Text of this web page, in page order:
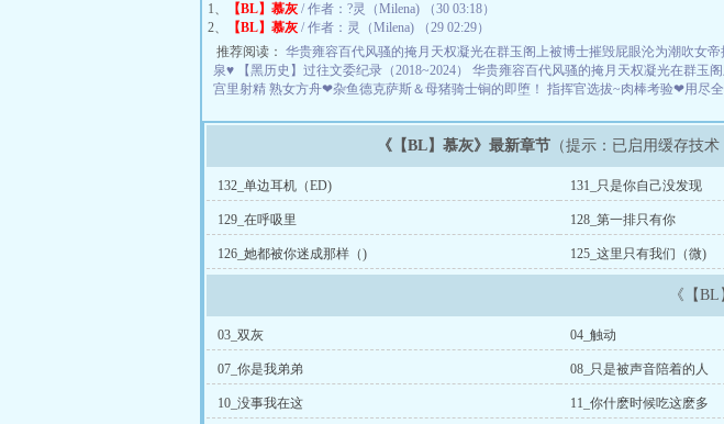
1、
【BL】慕灰 / 作者：?灵（Milena) （30 03:18）
2、
【BL】慕灰 / 作者：灵（Milena) （29 02:29）
推荐阅读： 华贵雍容百代风骚的掩月天权凝光在群玉阁上被博士摧毁屁眼沦为潮吹女
泉♥
【黑历史】过往文委纪录（2018~2024） 华贵雍容百代风骚的掩月天权凝光在群玉
宫里射精 熟女方舟❤杂鱼德克萨斯＆母猪骑士锏的即堕！ 指挥官选拔~肉棒考验❤用尽
《【BL】慕灰》最新章节 （提示：已启用缓存技
132_单边耳机（ED) 131_只是你自己没发现
129_在呼吸里 128_第一排只有你
126_她都被你迷成那样（) 125_这里只有我们（微)
《【
03_双灰 04_触动
07_你是我弟弟 08_只是被声音陪着的人
10_没事我在这 11_你什麽时候吃这麽多